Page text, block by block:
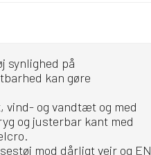
synlighed på
kan gøre
og vandtæt og med
og justerbar kant med
mod dårligt vejr og EN